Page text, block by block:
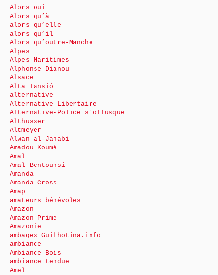
Alors oui
Alors qu’à
alors qu’elle
alors qu’il
Alors qu’outre-Manche
Alpes
Alpes-Maritimes
Alphonse Dianou
Alsace
Alta Tansió
alternative
Alternative Libertaire
Alternative-Police s’offusque
Althusser
Altmeyer
Alwan al-Janabi
Amadou Koumé
Amal
Amal Bentounsi
Amanda
Amanda Cross
Amap
amateurs bénévoles
Amazon
Amazon Prime
Amazonie
ambages Guilhotina.info
ambiance
Ambiance Bois
ambiance tendue
Amel